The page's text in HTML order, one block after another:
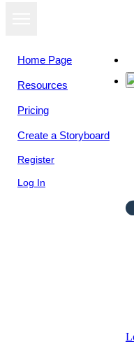
Home Page
Resources
Pricing
Create a Storyboard
Register
Log In
View as
slideshow